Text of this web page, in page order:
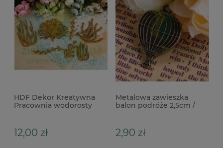
HDF Dekor Kreatywna
Pracownia wodorosty
12,00 zł
Metalowa zawieszka
balon podróże 2,5cm /
2,90 zł